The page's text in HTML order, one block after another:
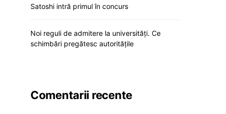
Satoshi intră primul în concurs
Noi reguli de admitere la universități. Ce
schimbări pregătesc autoritățile
Comentarii recente